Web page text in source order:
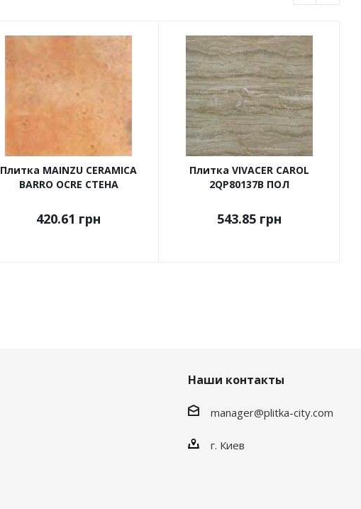
Плитка MAINZU CERAMICA
BARRO OCRE СТЕНА
420.61 грн
Плитка VIVACER CAROL
2QP80137B ПОЛ
543.85 грн
Наши контакты
manager@plitka-city.com
г. Киев